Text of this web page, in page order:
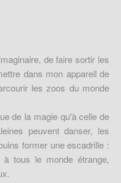
de faire sortir les
dans mon appareil de
les zoos du monde
de la magie qu'à celle de
peuvent danser, les
former une escadrille :
tous le monde étrange,